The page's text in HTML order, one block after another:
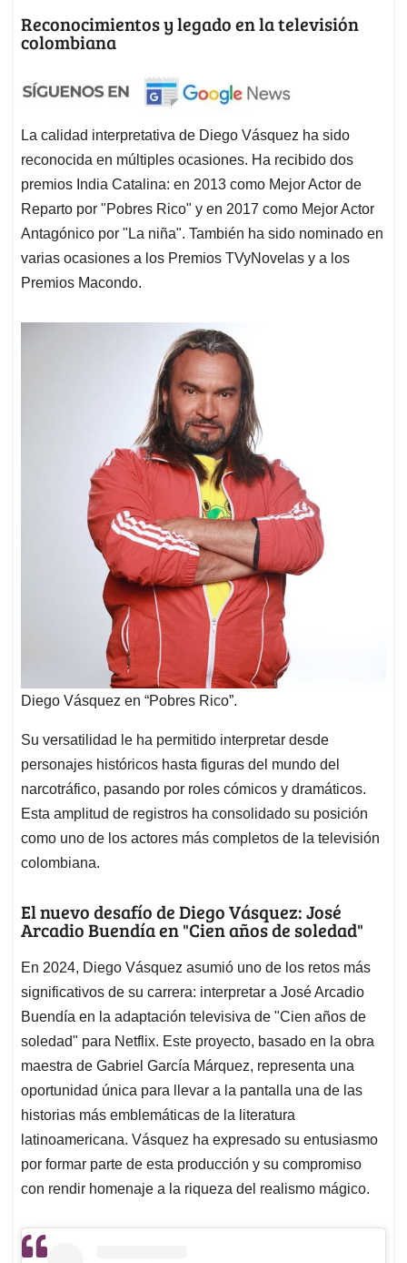
Reconocimientos y legado en la televisión
colombiana
La calidad interpretativa de Diego Vásquez ha sido
reconocida en múltiples ocasiones. Ha recibido dos
premios India Catalina: en 2013 como Mejor Actor de
Reparto por "Pobres Rico" y en 2017 como Mejor Actor
Antagónico por "La niña". También ha sido nominado en
varias ocasiones a los Premios TVyNovelas y a los
Premios Macondo. ​
Diego Vásquez en “Pobres Rico”.
Su versatilidad le ha permitido interpretar desde
personajes históricos hasta figuras del mundo del
narcotráfico, pasando por roles cómicos y dramáticos.
Esta amplitud de registros ha consolidado su posición
como uno de los actores más completos de la televisión
colombiana.​
El nuevo desafío de Diego Vásquez: José
Arcadio Buendía en "Cien años de soledad"
En 2024, Diego Vásquez asumió uno de los retos más
significativos de su carrera: interpretar a José Arcadio
Buendía en la adaptación televisiva de "Cien años de
soledad" para Netflix. Este proyecto, basado en la obra
maestra de Gabriel García Márquez, representa una
oportunidad única para llevar a la pantalla una de las
historias más emblemáticas de la literatura
latinoamericana. Vásquez ha expresado su entusiasmo
por formar parte de esta producción y su compromiso
con rendir homenaje a la riqueza del realismo mágico.